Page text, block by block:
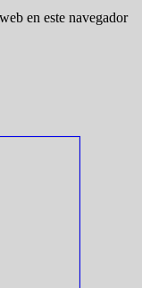
en este navegador